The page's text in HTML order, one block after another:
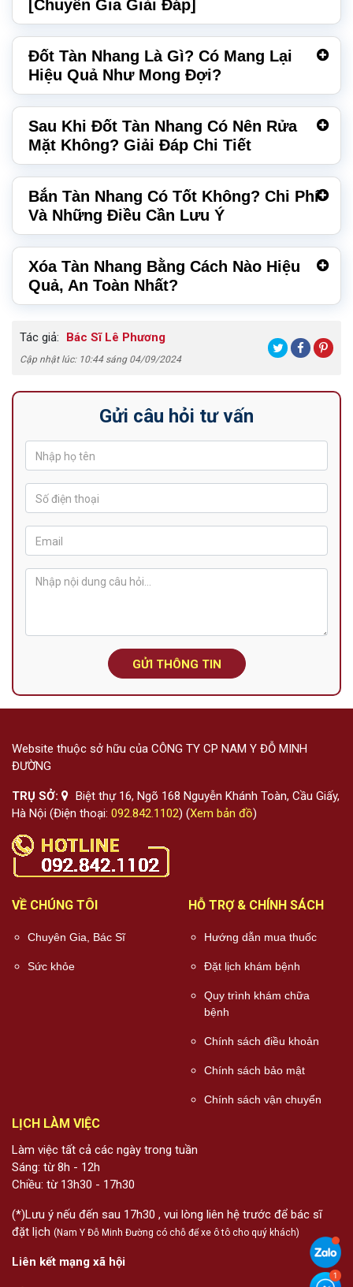
[Chuyên Gia Giải Đáp]
Đốt Tàn Nhang Là Gì? Có Mang Lại
Hiệu Quả Như Mong Đợi?
Sau Khi Đốt Tàn Nhang Có Nên Rửa
Mặt Không? Giải Đáp Chi Tiết
Bắn Tàn Nhang Có Tốt Không? Chi Phí
Và Những Điều Cần Lưu Ý
Xóa Tàn Nhang Bằng Cách Nào Hiệu
Quả, An Toàn Nhất?
Tác giả: Bác Sĩ Lê Phương
Cập nhật lúc: 10:44 sáng 04/09/2024
Gửi câu hỏi tư vấn
GỬI THÔNG TIN
Website thuộc sở hữu của CÔNG TY CP NAM Y ĐỖ MINH
ĐƯỜNG
TRỤ SỞ:
Biệt thự 16, Ngõ 168 Nguyễn Khánh Toàn, Cầu Giấy,
Hà Nội (Điện thoại: 092.842.1102) (Xem bản đồ)
VỀ CHÚNG TÔI
Chuyên Gia, Bác Sĩ
Sức khỏe
HỖ TRỢ & CHÍNH SÁCH
Hướng dẫn mua thuốc
Đặt lịch khám bệnh
Quy trình khám chữa
bệnh
Chính sách điều khoản
Chính sách bảo mật
Chính sách vận chuyển
LỊCH LÀM VIỆC
Làm việc tất cả các ngày trong tuần
Sáng: từ 8h - 12h
Chiều: từ 13h30 - 17h30
(*)Lưu ý nếu đến sau 17h30 , vui lòng liên hệ trước để bác sĩ
đặt lịch (Nam Y Đỗ Minh Đường có chỗ để xe ô tô cho quý khách)
Liên kết mạng xã hội